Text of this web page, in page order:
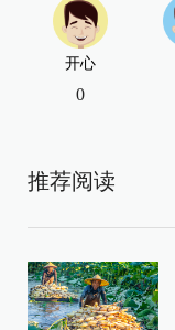
开心
0
推荐阅读